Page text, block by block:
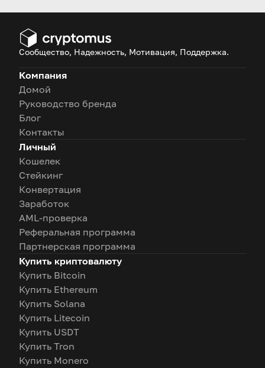
Сообщество, Надежность, Мотивация, Поддержка.
Компания
Домой
Руководство бренда
Блог
Контакты
Личный
Кошелек
Стейкинг
Конвертация
Заработок
AML-проверка
Реферальная программа
Партнерская программа
Купить криптовалюту
Купить Bitcoin
Купить Ethereum
Купить Solana
Купить Litecoin
Купить USDT
Купить Tron
Купить Monero